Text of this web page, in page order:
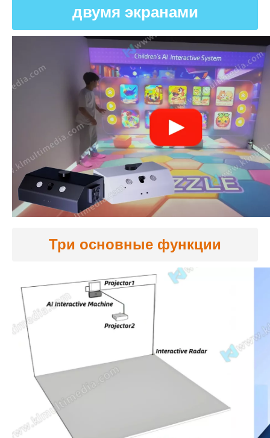
двумя экранами
Три основные функции